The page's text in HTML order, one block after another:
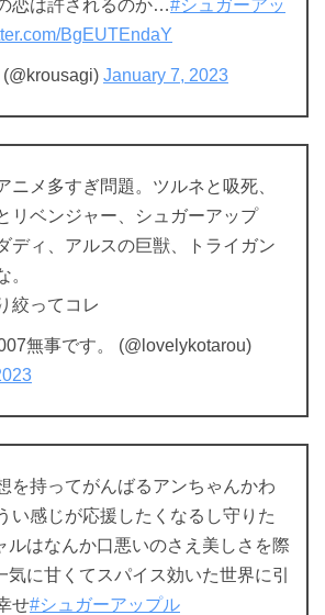
恋は許されるのか…#シュガーアッ
BgEUTEndaY
January 7, 2023
ニメ多すぎ問題。ツルネと吸死、
リベンジャー、シュガーアップ
ディ、アルスの巨獣、トライガン
。
絞ってコレ
無事です。 (@lovelykotarou)
を持ってがんばるアンちゃんかわ
感じが応援したくなるし守りた
ルはなんか口悪いのさえ美しさを際
気に甘くてスパイス効いた世界に引
せ#シュガーアップル